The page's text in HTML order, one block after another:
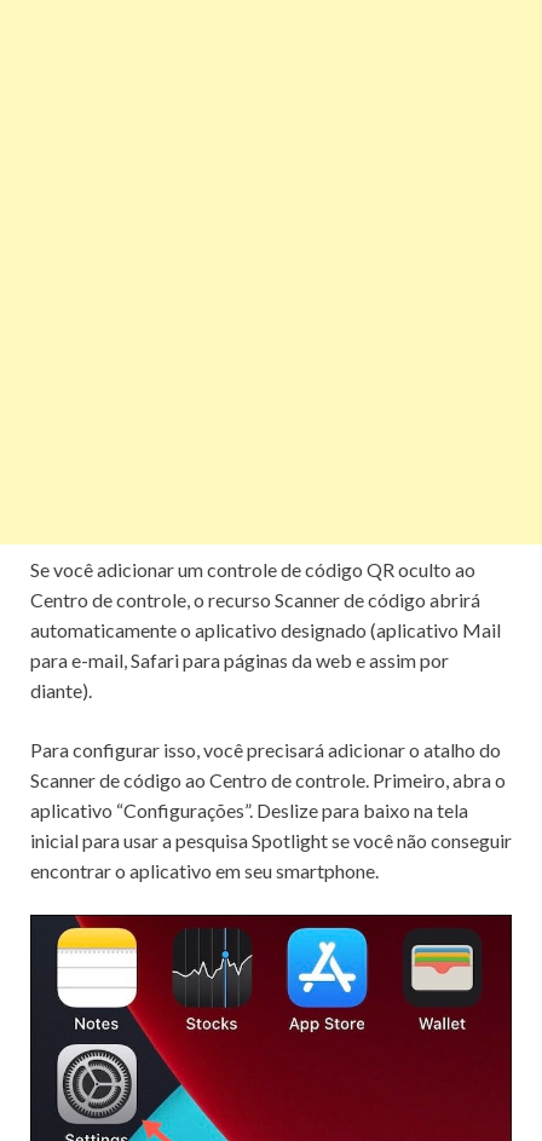
Se você adicionar um controle de código QR oculto ao
Centro de controle, o recurso Scanner de código abrirá
automaticamente o aplicativo designado (aplicativo Mail
para e-mail, Safari para páginas da web e assim por
diante).
Para configurar isso, você precisará adicionar o atalho do
Scanner de código ao Centro de controle. Primeiro, abra o
aplicativo “Configurações”. Deslize para baixo na tela
inicial para usar apesquisa Spotlightse você não conseguir
encontrar o aplicativo em seu smartphone.